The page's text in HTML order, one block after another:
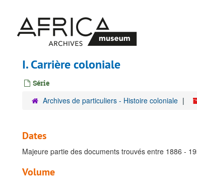
contenu
principal
I. Carrière coloniale
Série
Archives de particuliers - Histoire coloniale
Dates
Majeure partie des documents trouvés entre 1886 -
Volume